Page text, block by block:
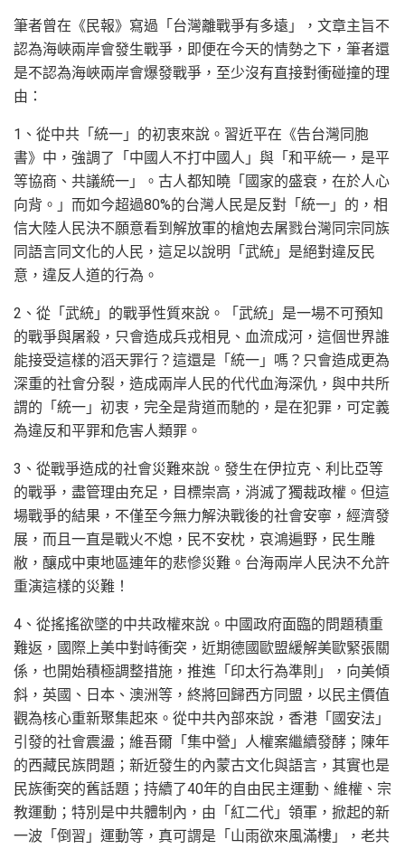
筆者曾在《民報》寫過「台灣離戰爭有多遠」，文章主旨不
認為海峽兩岸會發生戰爭，即便在今天的情勢之下，筆者還
是不認為海峽兩岸會爆發戰爭，至少沒有直接對衝碰撞的理
由：
1、從中共「統一」的初衷來說。習近平在《告台灣同胞
書》中，強調了「中國人不打中國人」與「和平統一，是平
等協商、共議統一」。古人都知曉「國家的盛衰，在於人心
向背。」而如今超過80%的台灣人民是反對「統一」的，相
信大陸人民決不願意看到解放軍的槍炮去屠戮台灣同宗同族
同語言同文化的人民，這足以說明「武統」是絕對違反民
意，違反人道的行為。
2、從「武統」的戰爭性質來說。「武統」是一場不可預知
的戰爭與屠殺，只會造成兵戎相見、血流成河，這個世界誰
能接受這樣的滔天罪行？這還是「統一」嗎？只會造成更為
深重的社會分裂，造成兩岸人民的代代血海深仇，與中共所
謂的「統一」初衷，完全是背道而馳的，是在犯罪，可定義
為違反和平罪和危害人類罪。
3、從戰爭造成的社會災難來說。發生在伊拉克、利比亞等
的戰爭，盡管理由充足，目標崇高，消滅了獨裁政權。但這
場戰爭的結果，不僅至今無力解決戰後的社會安寧，經濟發
展，而且一直是戰火不熄，民不安枕，哀鴻遍野，民生雕
敝，釀成中東地區連年的悲慘災難。台海兩岸人民決不允許
重演這樣的災難！
4、從搖搖欲墜的中共政權來說。中國政府面臨的問題積重
難返，國際上美中對峙衝突，近期德國歐盟緩解美歐緊張關
係，也開始積極調整措施，推進「印太行為準則」，向美傾
斜，英國、日本、澳洲等，終將回歸西方同盟，以民主價值
觀為核心重新聚集起來。從中共內部來說，香港「國安法」
引發的社會震盪；維吾爾「集中營」人權案繼續發酵；陳年
的西藏民族問題；新近發生的內蒙古文化與語言，其實也是
民族衝突的舊話題；持續了40年的自由民主運動、維權、宗
教運動；特別是中共體制內，由「紅二代」領軍，掀起的新
一波「倒習」運動等，真可謂是「山雨欲來風滿樓」，老共